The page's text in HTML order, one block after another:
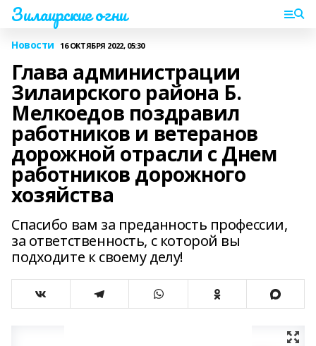
Зилаирские огни
Новости 16 ОКТЯБРЯ 2022, 05:30
Глава администрации
Зилаирского района Б.
Мелкоедов поздравил
работников и ветеранов
дорожной отрасли с Днем
работников дорожного
хозяйства
Спасибо вам за преданность профессии,
за ответственность, с которой вы
подходите к своему делу!